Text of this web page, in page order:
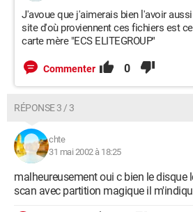
J'avoue que j'aimerais bien l'avoir
site d'où proviennent ces fichiers est
carte mère "ECS ELITEGROUP"
Commenter 0
RÉPONSE 3 / 3
chte
31 mai 2002 à 18:25
malheureusement oui c bien le disque
scan avec partition magique il